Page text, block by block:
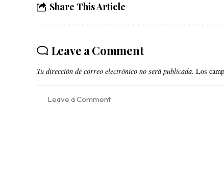
Share This Article
Leave a Comment
Tu dirección de correo electrónico no será publicada. Los